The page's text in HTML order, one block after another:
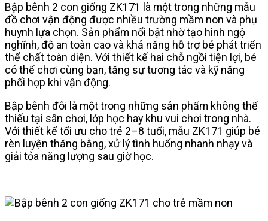
Bập bênh 2 con giống ZK171 là một trong những mẫu
đồ chơi vận động được nhiều trường mầm non và phụ
huynh lựa chọn. Sản phẩm nổi bật nhờ tạo hình ngộ
nghĩnh, độ an toàn cao và khả năng hỗ trợ bé phát triển
thể chất toàn diện. Với thiết kế hai chỗ ngồi tiện lợi, bé
có thể chơi cùng bạn, tăng sự tương tác và kỹ năng
phối hợp khi vận động.
Bập bênh đôi là một trong những sản phẩm không thể
thiếu tại sân chơi, lớp học hay khu vui chơi trong nhà.
Với thiết kế tối ưu cho trẻ 2–8 tuổi, mẫu ZK171 giúp bé
rèn luyện thăng bằng, xử lý tình huống nhanh nhạy và
giải tỏa năng lượng sau giờ học.